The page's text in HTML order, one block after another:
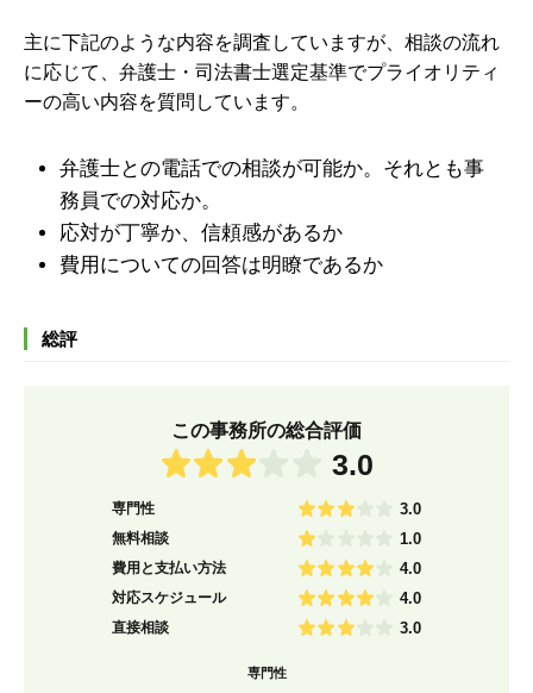
主に下記のような内容を調査していますが、 相談の流れ
に応じて、弁護士・司法書士選定基準でプライオリティ
ーの高い内容を質問しています。
弁護士との電話での相談が可能か。それとも事
務員での対応か。
応対が丁寧か、信頼感があるか
費用についての回答は明瞭であるか
総評
この事務所の総合評価
3.0
専門性 3.0
無料相談 1.0
費用と支払い方法 4.0
対応スケジュール 4.0
直接相談 3.0
専門性